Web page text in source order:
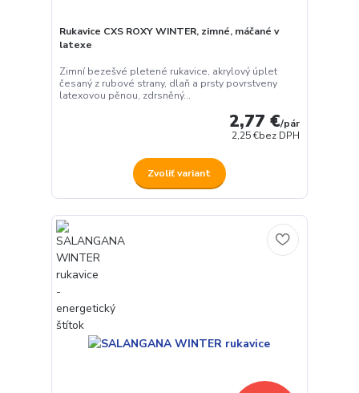
Rukavice CXS ROXY WINTER, zimné, máčané v
latexe
Zimní bezešvé pletené rukavice, akrylový úplet
česaný z rubové strany, dlaň a prsty povrstveny
latexovou pěnou, zdrsněný...
2,77 €/pár
2,25 €bez DPH
Zvoliť variant